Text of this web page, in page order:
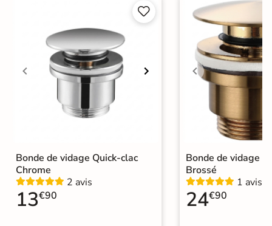


Bonde de vidage Quick-clac
Chrome
2 avis
13€90
Bonde de vidage
Brossé
1 avis
24€90